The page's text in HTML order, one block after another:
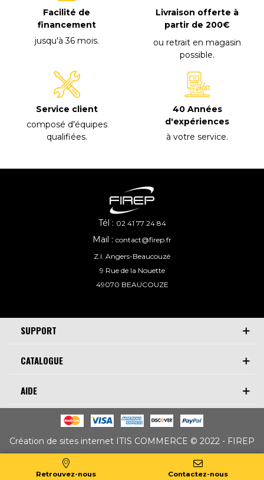
Facilité de
financement
jusqu'à 36 mois.
Livraison offerte à
partir de 200€
ou retrait en magasin
possible.
Service client
composé d'équipes
qualifiées.
40 Années
d'expériences
à votre service.
AIDE
CATALOGUE
SUPPORT
Tél : 02 41 77 24 84
Mail : contact@firep.fr
Z.I. Angers-Beaucouzé
9 Rue de la Nouette
49070 BEAUCOUZE
Création de sites internet ITIS COMMERCE © 2022 - FIREP
Retrouvez-nous Contactez-nous